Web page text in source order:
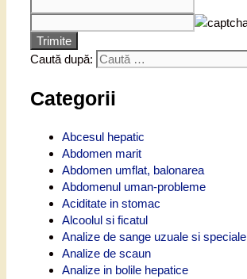
Trimite
Caută după:
Categorii
Abcesul hepatic
Abdomen marit
Abdomen umflat, balonarea
Abdomenul uman-probleme
Aciditate in stomac
Alcoolul si ficatul
Analize de sange uzuale si speciale
Analize de scaun
Analize in bolile hepatice